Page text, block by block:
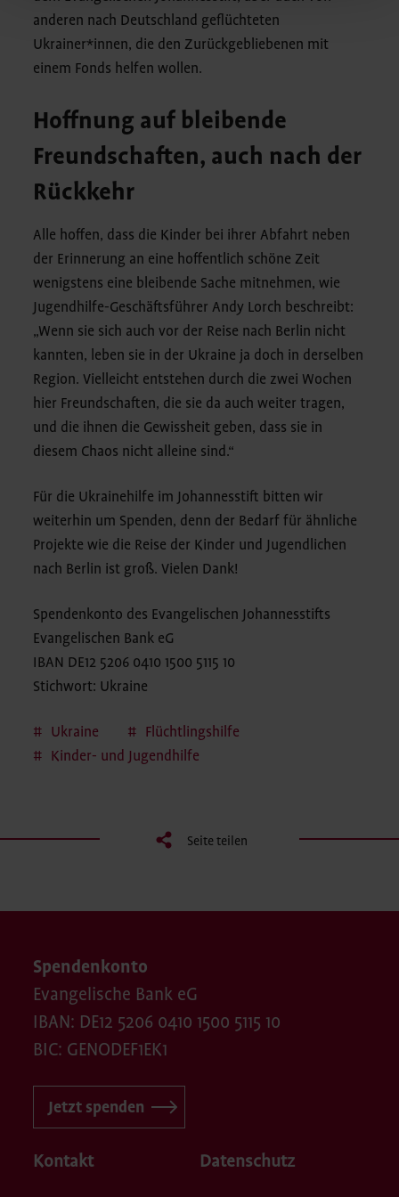
anderen nach Deutschland geflüchteten
Ukrainer*innen, die den Zurückgebliebenen mit
einem Fonds helfen wollen.
Hoffnung auf bleibende
Freundschaften, auch nach der
Rückkehr
Alle hoffen, dass die Kinder bei ihrer Abfahrt neben
der Erinnerung an eine hoffentlich schöne Zeit
wenigstens eine bleibende Sache mitnehmen, wie
Jugendhilfe-Geschäftsführer Andy Lorch beschreibt:
„Wenn sie sich auch vor der Reise nach Berlin nicht
kannten, leben sie in der Ukraine ja doch in derselben
Region. Vielleicht entstehen durch die zwei Wochen
hier Freundschaften, die sie da auch weiter tragen,
und die ihnen die Gewissheit geben, dass sie in
diesem Chaos nicht alleine sind.“
Für die Ukrainehilfe im Johannesstift bitten wir
weiterhin um Spenden, denn der Bedarf für ähnliche
Projekte wie die Reise der Kinder und Jugendlichen
nach Berlin ist groß. Vielen Dank!
Spendenkonto des Evangelischen Johannesstifts
Evangelischen Bank eG
IBAN DE12 5206 0410 1500 5115 10
Stichwort: Ukraine
Ukraine
Flüchtlingshilfe
Kinder- und Jugendhilfe
Seite teilen
Kontakt Datenschutz
Spendenkonto
Evangelische Bank eG
IBAN: DE12 5206 0410 1500 5115 10
BIC: GENODEF1EK1
Jetzt spenden